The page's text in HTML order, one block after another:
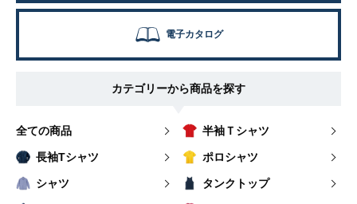
電子カタログ
カテゴリーから商品を探す
全ての商品 半袖Ｔシャツ
長袖Tシャツ ポロシャツ
シャツ タンクトップ